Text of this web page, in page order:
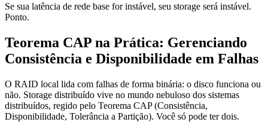
Se sua latência de rede base for instável, seu storage será instável.
Ponto.
Teorema CAP na Prática: Gerenciando
Consistência e Disponibilidade em Falhas
O RAID local lida com falhas de forma binária: o disco funciona ou
não. Storage distribuído vive no mundo nebuloso dos sistemas
distribuídos, regido pelo Teorema CAP (Consistência,
Disponibilidade, Tolerância a Partição). Você só pode ter dois.